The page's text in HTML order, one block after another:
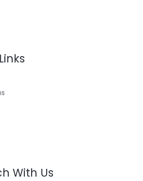
With Us